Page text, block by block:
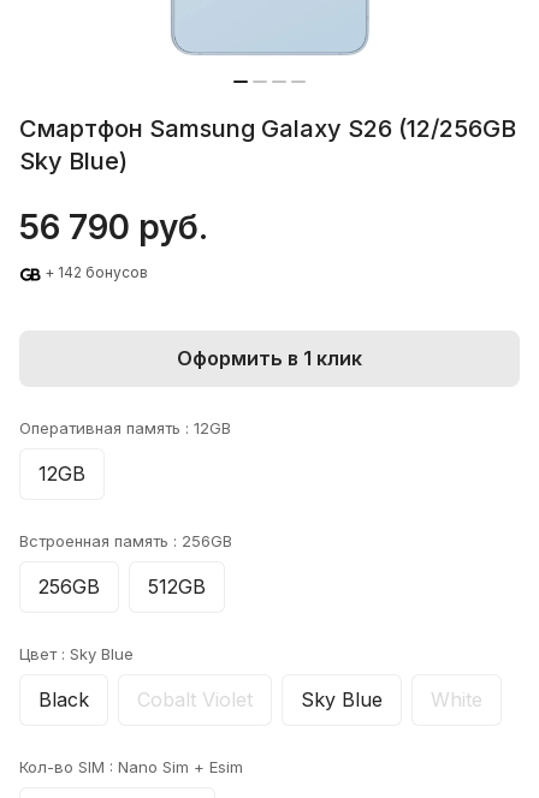
Смартфон Samsung Galaxy S26 (12/256GB
Sky Blue)
56 790 руб.
+ 142 бонусов
Оформить в 1 клик
Оперативная память : 12GB
12GB
Встроенная память : 256GB
256GB 512GB
Цвет : Sky Blue
Black Cobalt Violet Sky Blue White
Кол-во SIM : Nano Sim + Esim